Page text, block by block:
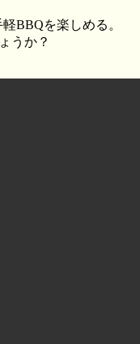
BBQを楽しめる。
うか？